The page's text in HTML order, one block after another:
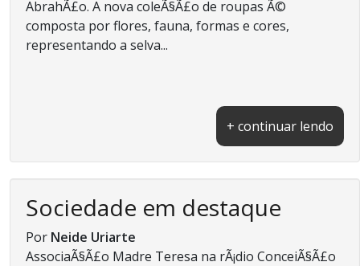
AbrahÃ£o. A nova coleÃ§Ã£o de roupas Ã©
composta por flores, fauna, formas e cores,
representando a selva...
+ continuar lendo
Sociedade em destaque
Por Neide Uriarte
AssociaÃ§Ã£o Madre Teresa na rÃ¡dio ConceiÃ§Ã£o